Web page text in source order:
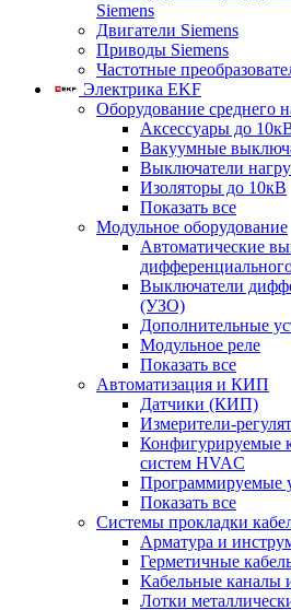
Siemens
Двигатели Siemens
Приводы Siemens
Частотные
Электрика EKF
Оборудование среднего
Аксессуары до
Вакуумные
Выключатели
Изоляторы до 10кВ
Показать все
Модульное оборудование
Автоматические
Выключатели
(УЗО)
Дополнительные
Модульное реле
Показать все
Автоматизация и КИП
Датчики (КИП)
Измерители-
Конфигурируемые
систем HVAC
Программируемые
Показать все
Системы прокладки
Арматура и
Герметичные
Кабельные каналы
Лотки